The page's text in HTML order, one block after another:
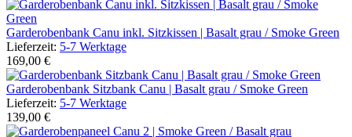
Garderobenbank Canu inkl. Sitzkissen | Basalt grau / Smoke Green
Lieferzeit: 5-7 Werktage
169,00 €
Garderobenbank Sitzbank Canu | Basalt grau / Smoke Green
Lieferzeit: 5-7 Werktage
139,00 €